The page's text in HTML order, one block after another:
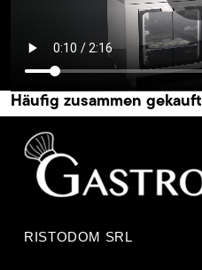
Häufig zusammen gekauft
RISTODOM SRL